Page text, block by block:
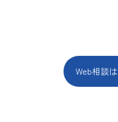
Web相談